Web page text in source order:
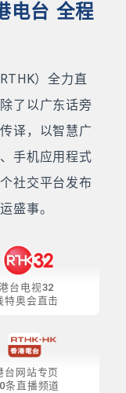
电台 全程
）全力直
了以广东话旁
译，以智慧广
手机应用程式
社交平台发布
盛事。
台电视32
特奥会直击
台网站专页
条直播频道